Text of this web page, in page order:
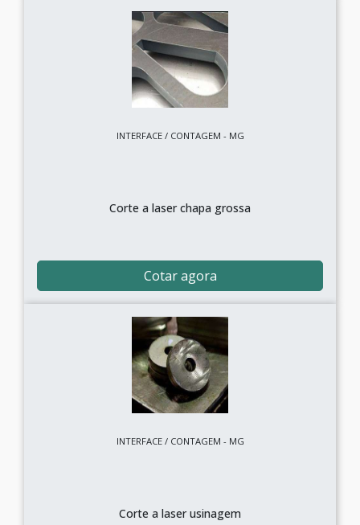
INTERFACE / CONTAGEM - MG
Corte a laser chapa grossa
Cotar agora
INTERFACE / CONTAGEM - MG
Corte a laser usinagem